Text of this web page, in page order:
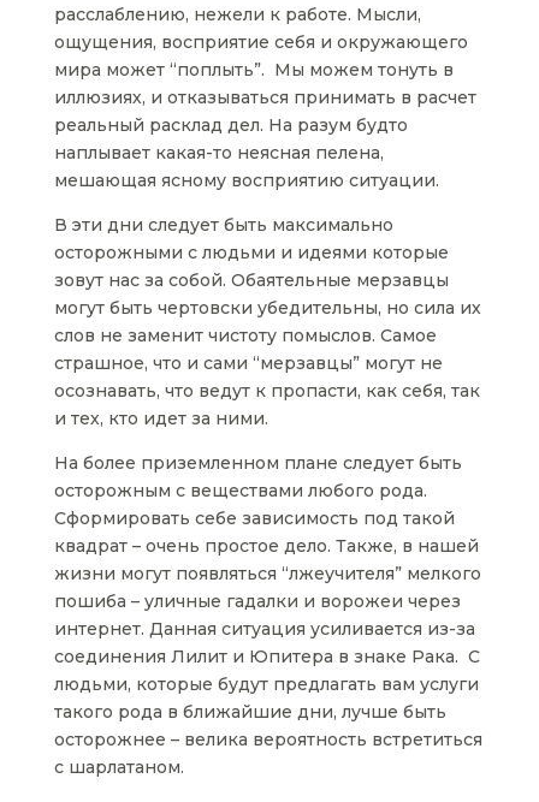
расслаблению, нежели к работе. Мысли,
ощущения, восприятие себя и окружающего
мира может “поплыть”. Мы можем тонуть в
иллюзиях, и отказываться принимать в расчет
реальный расклад дел. На разум будто
наплывает какая-то неясная пелена,
мешающая ясному восприятию ситуации.
В эти дни следует быть максимально
осторожными с людьми и идеями которые
зовут нас за собой. Обаятельные мерзавцы
могут быть чертовски убедительны, но сила их
слов не заменит чистоту помыслов. Самое
страшное, что и сами “мерзавцы” могут не
осознавать, что ведут к пропасти, как себя, так
и тех, кто идет за ними.
На более приземленном плане следует быть
осторожным с веществами любого рода.
Сформировать себе зависимость под такой
квадрат – очень простое дело. Также, в нашей
жизни могут появляться “лжеучителя” мелкого
пошиба – уличные гадалки и ворожеи через
интернет. Данная ситуация усиливается из-за
соединения Лилит и Юпитера в знаке Рака. С
людьми, которые будут предлагать вам услуги
такого рода в ближайшие дни, лучше быть
осторожнее – велика вероятность встретиться
с шарлатаном.